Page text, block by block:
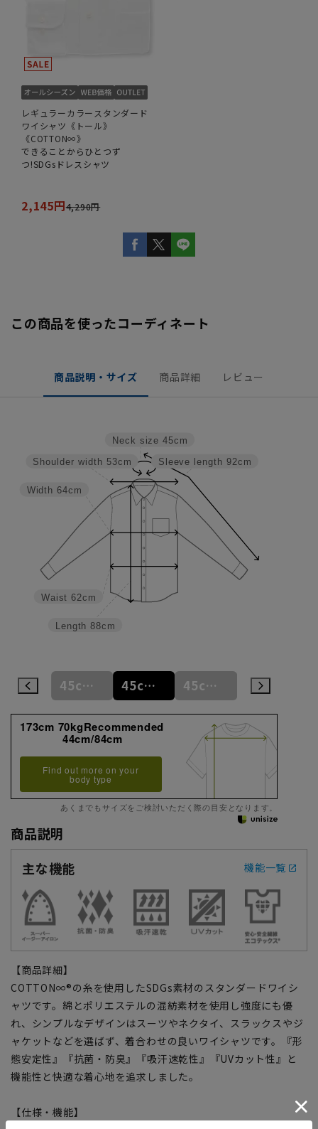
レギュラーカラースタンダード
ワイシャツ《トール》
《COTTON∞》
できることからひとつず
つ!SDGsドレスシャツ
2,145円4,290円
この商品を使ったコーディネート
商品説明・サイズ 商品詳細 レビュー
Sleeve length 92cm
Neck size 45cm
Length 88cm
Waist 62cm
Width 64cm
Shoulder width 53cm
45cm/86cm 45cm/90cm 45cm/92cm 45cm/94cm
173cm 70kgRecommended
44cm/84cm
Find out more on your
body type
あくまでもサイズをご検討いただく際の目安となります。
商品説明
主な機能
機能一覧
【商品詳細】
COTTON∞®の糸を使用したSDGs素材のスタンダードワイシ
ャツです。綿とポリエステルの混紡素材を使用し強度にも優
れ、シンプルなデザインはスーツやネクタイ、スラックスやジ
ャケットなどを選ばず、着合わせの良いワイシャツです。『形
態安定性』『抗菌・防臭』『吸汗速乾性』『UVカット性』と
機能性と快適な着心地を追求しました。
【仕様・機能】